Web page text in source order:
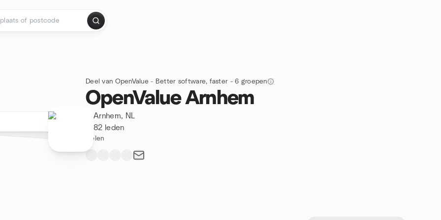
Deel van OpenValue - Better software, faster - 6 groepen
OpenValue Arnhem
Arnhem, NL
82 leden
Delen